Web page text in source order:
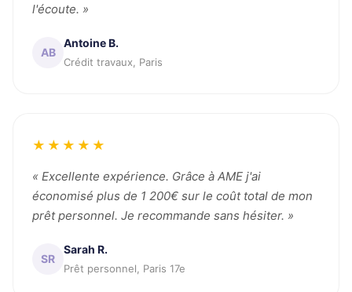
l'écoute. »
AB
Antoine B.
Crédit travaux, Paris
★★★★★
« Excellente expérience. Grâce à AME j'ai
économisé plus de 1 200€ sur le coût total de mon
prêt personnel. Je recommande sans hésiter. »
SR
Sarah R.
Prêt personnel, Paris 17e